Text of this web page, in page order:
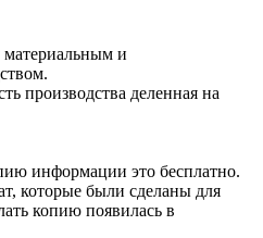
и
производства деленная на
информации это бесплатно.
которые были сделаны для
копию появилась в